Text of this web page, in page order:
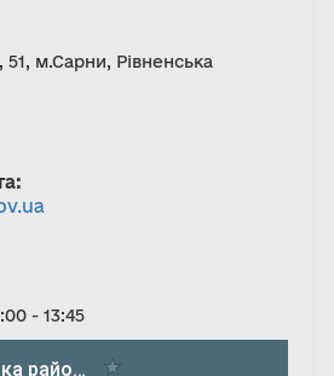
м.Сарни, Рівненська
- 13:45